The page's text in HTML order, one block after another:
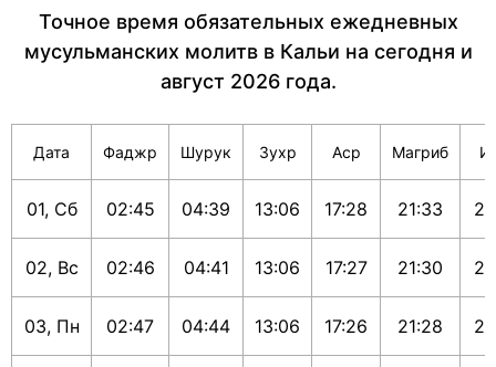
Точное время обязательных ежедневных
мусульманских молитв в Кальи на сегодня и
август 2026 года.
Дата Фаджр Шурук Зухр Аср Магриб
01, Сб 02:45 04:39 13:06 17:28 21:33
02, Вс 02:46 04:41 13:06 17:27 21:30
03, Пн 02:47 04:44 13:06 17:26 21:28